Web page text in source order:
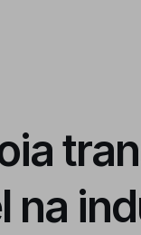
na